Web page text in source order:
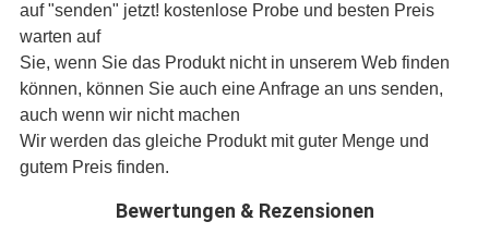
auf "senden" jetzt! kostenlose Probe und besten Preis
warten auf
Sie, wenn Sie das Produkt nicht in unserem Web finden
können, können Sie auch eine Anfrage an uns senden,
auch wenn wir nicht machen
Wir werden das gleiche Produkt mit guter Menge und
gutem Preis finden.
Bewertungen & Rezensionen